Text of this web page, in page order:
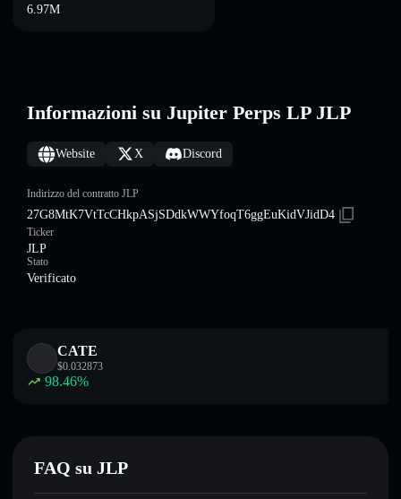
6.97M
Informazioni su Jupiter Perps LP JLP
Website X Discord
Indirizzo del contratto JLP
27G8MtK7VtTcCHkpASjSDdkWWYfoqT6ggEuKidVJidD4
Ticker
JLP
Stato
Verificato
CATE
$0.032873
98.46%
FAQ su JLP